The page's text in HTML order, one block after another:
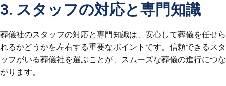
3. スタッフの対応と専門知識
葬儀社のスタッフの対応と専門知識は、安心して葬儀を任せら
れるかどうかを左右する重要なポイントです。信頼できるスタ
ッフがいる葬儀社を選ぶことが、スムーズな葬儀の進行につな
がります。